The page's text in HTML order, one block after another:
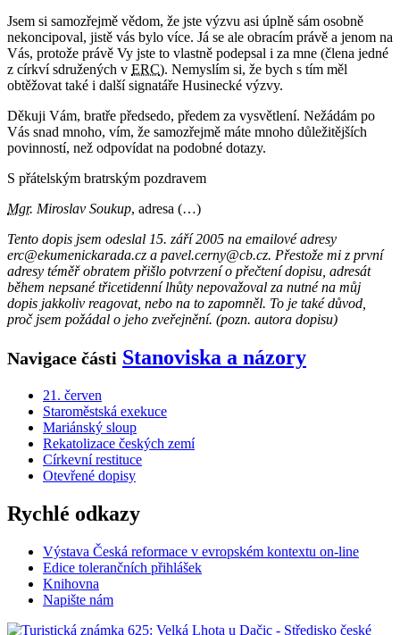
Jsem si samozřejmě vědom, že jste výzvu asi úplně sám osobně
nekoncipoval, jistě vás bylo více. Já se ale obracím právě a jenom na
Vás, protože právě Vy jste to vlastně podepsal i za mne (člena jedné
z církví sdružených v ERC). Nemyslím si, že bych s tím měl
obtěžovat také i další signatáře Husinecké výzvy.
Děkuji Vám, bratře předsedo, předem za vysvětlení. Nežádám po
Vás snad mnoho, vím, že samozřejmě máte mnoho důležitějších
povinností, než odpovídat na podobné dotazy.
S přátelským bratrským pozdravem
Mgr. Miroslav Soukup, adresa (…)
Tento dopis jsem odeslal 15. září 2005 na emailové adresy
erc@ekumenickarada.cz a pavel.cerny@cb.cz. Přestože mi z první
adresy téměř obratem přišlo potvrzení o přečtení dopisu, adresát
během nepsané třicetidenní lhůty nepovažoval za nutné na můj
dopis jakkoliv reagovat, nebo na to zapomněl. To je také důvod,
proč jsem požádal o jeho zveřejnění. (pozn. autora dopisu)
Navigace části Stanoviska a názory
21. červen
Staroměstská exekuce
Mariánský sloup
Rekatolizace českých zemí
Církevní restituce
Otevřené dopisy
Rychlé odkazy
Výstava Česká reformace v evropském kontextu on-line
Edice tolerančních přihlášek
Knihovna
Napište nám